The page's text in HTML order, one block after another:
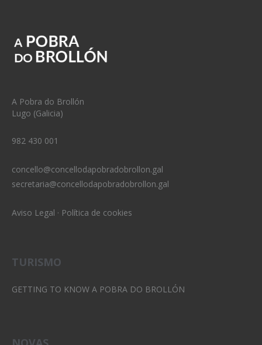
A Pobra do Brollón
Lugo (Galicia)
982 430 001
concello@concellodapobradobrollon.gal
secretaria@concellodapobradobrollon.gal
Aviso Legal · Política de cookies
TURISMO
GETTING TO KNOW A POBRA DO BROLLÓN